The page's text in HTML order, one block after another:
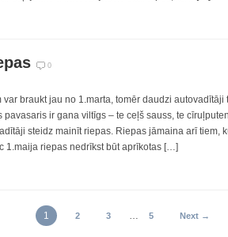
0
var braukt jau no 1.marta, tomēr daudzi
pavasaris ir gana viltīgs – te ceļš sauss, te
steidz mainīt riepas. Riepas jāmaina arī tiem,
1.maija riepas nedrīkst būt aprīkotas […]
1 2 3 … 5 Next →